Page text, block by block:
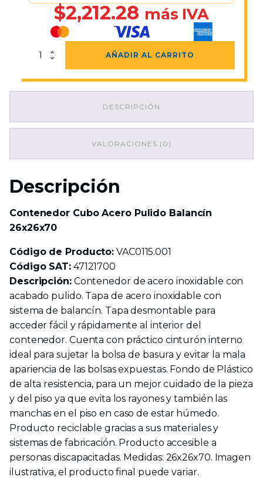
$2,212.28 más IVA
Contenedor
AÑADIR AL CARRITO
DESCRIPCIÓN
VALORACIONES (0)
Descripción
Contenedor Cubo Acero Pulido Balancín
26x26x70
Código de Producto: VAC0115.001
Código SAT:47121700
Descripción:Contenedor de acero inoxidable con
acabado pulido. Tapa de acero inoxidable con
sistema de balancín. Tapa desmontable para
acceder fácil y rápidamente al interior del
contenedor. Cuenta con práctico cinturón interno
ideal para sujetar la bolsa de basura y evitar la mala
apariencia de las bolsas expuestas. Fondo de Plástico
de alta resistencia, para un mejor cuidado de la pieza
y del piso ya que evita los rayones y también las
manchas en el piso en caso de estar húmedo.
Producto reciclable gracias a sus materiales y
sistemas de fabricación. Producto accesible a
personas discapacitadas. Medidas: 26x26x70. Imagen
ilustrativa, el producto final puede variar.